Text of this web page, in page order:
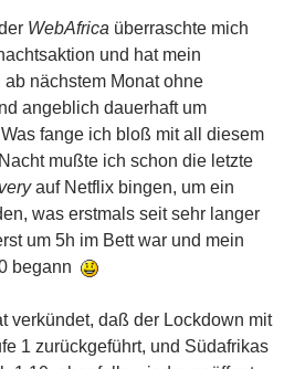
WebAfrica überraschte mich
und hat mein
nächstem Monat ohne
angeblich dauerhaft um
fange ich bloß mit all diesem
mußte ich schon die letzte
auf Netflix bingen, um ein
was erstmals seit sehr langer
um 5h im Bett war und mein
begann
verkündet, daß der Lockdown mit
1 zurückgeführt, und Südafrikas